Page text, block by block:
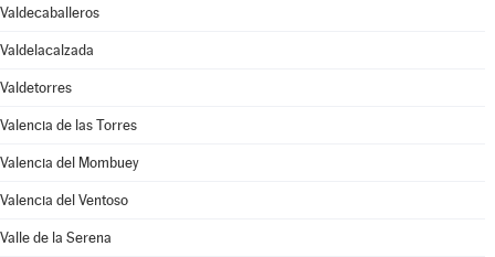
Valdecaballeros
Valdelacalzada
Valdetorres
Valencia de las Torres
Valencia del Mombuey
Valencia del Ventoso
Valle de la Serena